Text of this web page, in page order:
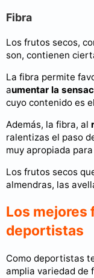
Fibra
Los frutos secos,
son, contienen
La fibra permite
aumentar la
cuyo contenido es
Además, la fibra, al
ralentizas el paso
muy apropiada
Los frutos secos
almendras, las
Los mejores
deportistas
Como deportistas
amplia variedad de